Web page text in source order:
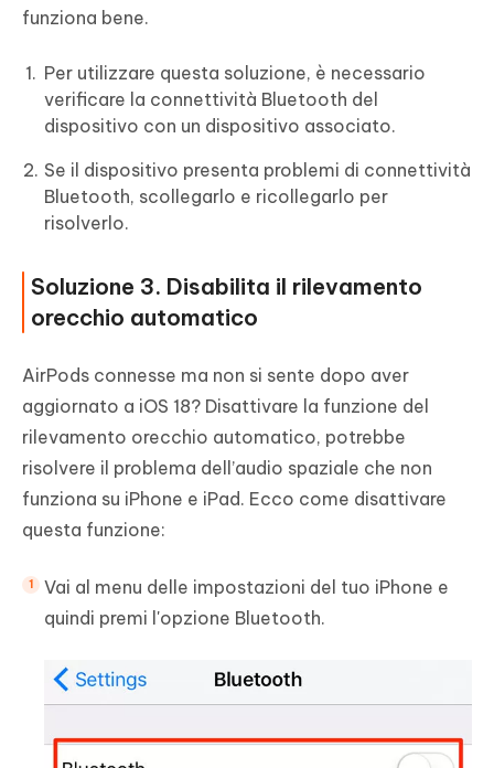
funziona bene.
Per utilizzare questa soluzione, è necessario
verificare la connettività Bluetooth del
dispositivo con un dispositivo associato.
Se il dispositivo presenta problemi di connettività
Bluetooth, scollegarlo e ricollegarlo per
risolverlo.
Soluzione 3. Disabilita il rilevamento
orecchio automatico
AirPods connesse ma non si sente dopo aver
aggiornato a iOS 18? Disattivare la funzione del
rilevamento orecchio automatico, potrebbe
risolvere il problema dell’audio spaziale che non
funziona su iPhone e iPad. Ecco come disattivare
questa funzione:
Vai al menu delle impostazioni del tuo iPhone e
quindi premi l'opzione Bluetooth.